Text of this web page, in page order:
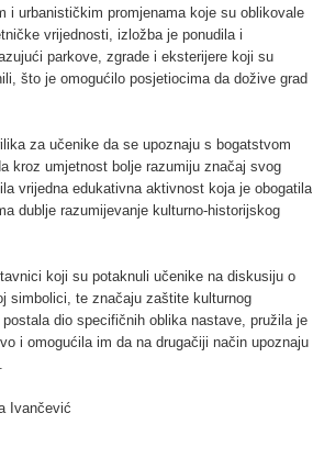
i urbanističkim promjenama koje su oblikovale
vrijednosti, izložba je ponudila i
parkove, zgrade i eksterijere koji su
što je omogućilo posjetiocima da dožive grad
za učenike da se upoznaju s bogatstvom
kroz umjetnost bolje razumiju značaj svog
vrijedna edukativna aktivnost koja je obogatila
dublje razumijevanje kulturno-historijskog
koji su potaknuli učenike na diskusiju o
simbolici, te značaju zaštite kulturnog
dio specifičnih oblika nastave, pružila je
i omogućila im da na drugačiji način upoznaju
Ivančević